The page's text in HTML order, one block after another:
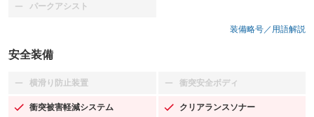
パークアシスト
：装備なし
装備略号／用語解説
安全装備
横滑り防止装置
：装備なし 衝突安全ボディ
：装備なし
衝突被害軽減システム
：装備あり クリアランスソナー
：装備あり